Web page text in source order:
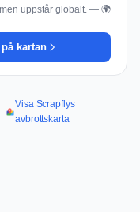
uppstår globalt. — 🌍
kartan
Visa Scrapflys
avbrottskarta